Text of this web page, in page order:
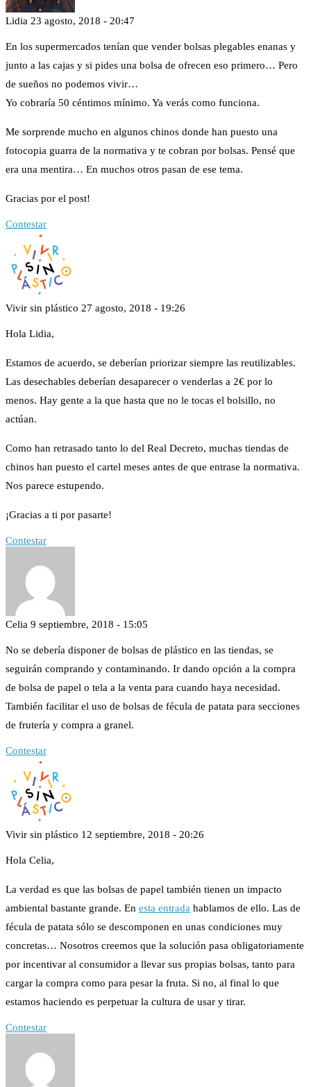
Lidia 23 agosto, 2018 - 20:47
En los supermercados tenían que vender bolsas plegables enanas y
junto a las cajas y si pides una bolsa de ofrecen eso primero… Pero
de sueños no podemos vivir…
Yo cobraría 50 céntimos mínimo. Ya verás como funciona.
Me sorprende mucho en algunos chinos donde han puesto una
fotocopia guarra de la normativa y te cobran por bolsas. Pensé que
era una mentira… En muchos otros pasan de ese tema.
Gracias por el post!
Contestar
Vivir sin plástico 27 agosto, 2018 - 19:26
Hola Lidia,
Estamos de acuerdo, se deberían priorizar siempre las reutilizables.
Las desechables deberían desaparecer o venderlas a 2€ por lo
menos. Hay gente a la que hasta que no le tocas el bolsillo, no
actúan.
Como han retrasado tanto lo del Real Decreto, muchas tiendas de
chinos han puesto el cartel meses antes de que entrase la normativa.
Nos parece estupendo.
¡Gracias a ti por pasarte!
Contestar
Celia 9 septiembre, 2018 - 15:05
No se debería disponer de bolsas de plástico en las tiendas, se
seguirán comprando y contaminando. Ir dando opción a la compra
de bolsa de papel o tela a la venta para cuando haya necesidad.
También facilitar el uso de bolsas de fécula de patata para secciones
de frutería y compra a granel.
Contestar
Vivir sin plástico 12 septiembre, 2018 - 20:26
Hola Celia,
La verdad es que las bolsas de papel también tienen un impacto
ambiental bastante grande. En esta entrada hablamos de ello. Las de
fécula de patata sólo se descomponen en unas condiciones muy
concretas… Nosotros creemos que la solución pasa obligatoriamente
por incentivar al consumidor a llevar sus propias bolsas, tanto para
cargar la compra como para pesar la fruta. Si no, al final lo que
estamos haciendo es perpetuar la cultura de usar y tirar.
Contestar